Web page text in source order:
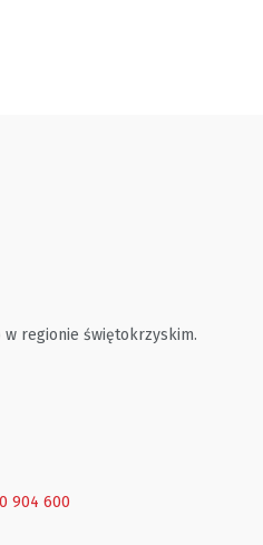
w regionie świętokrzyskim.
904 600